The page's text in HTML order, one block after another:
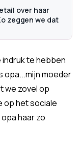
over haar
zeggen we dat
indruk te hebben
opa...mijn moeder
we zovel op
op het sociale
haar zo